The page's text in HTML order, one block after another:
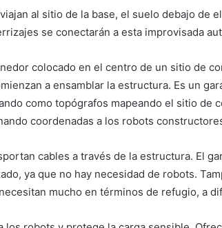
al sitio de la base, el suelo debajo de
se conectarán a esta improvisada
colocado en el centro de un sitio de
a ensamblar la estructura. Es un
como topógrafos mapeando el sitio de
coordenadas a los robots
cables a través de la estructura. El
ya que no hay necesidad de robots.
mucho en términos de refugio, a